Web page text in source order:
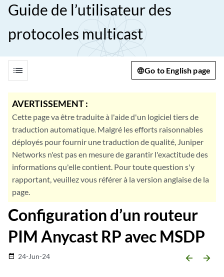
Guide de l’utilisateur des
protocoles multicast
list Go to English page
AVERTISSEMENT :
Cette page va être traduite à l'aide d'un logiciel tiers de
traduction automatique. Malgré les efforts raisonnables
déployés pour fournir une traduction de qualité, Juniper
Networks n'est pas en mesure de garantir l'exactitude des
informations qu'elle contient. Pour toute question s'y
rapportant, veuillez vous référer à la version anglaise de la
page.
Configuration d’un routeur
PIM Anycast RP avec MSDP
date_range 24-Jun-24 arrow_backward arrow_forward